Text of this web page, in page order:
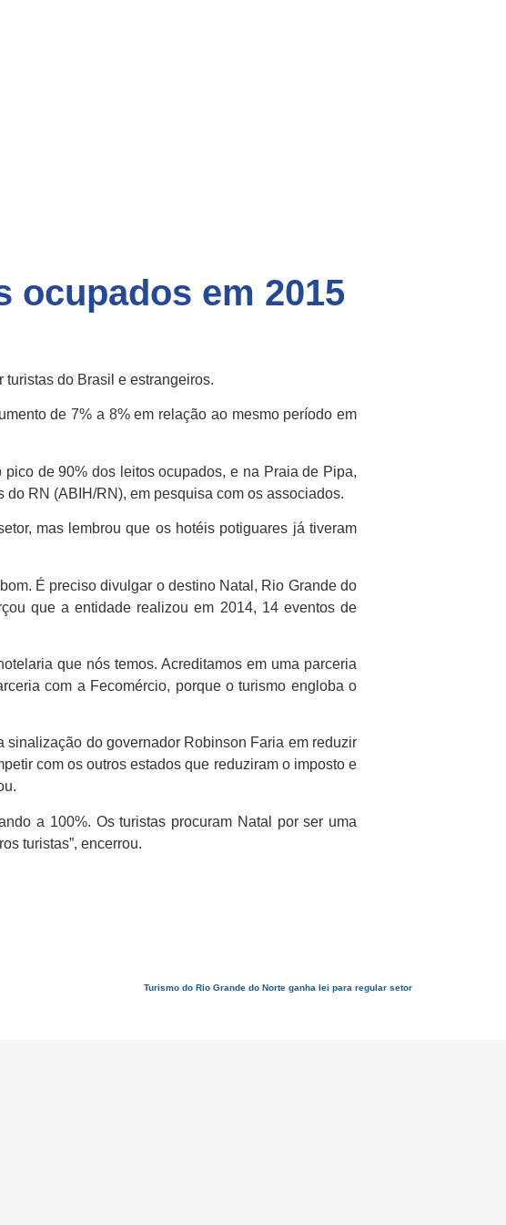
ocupados em 2015
do Brasil e estrangeiros.
de 7% a 8% em relação ao mesmo período em
de 90% dos leitos ocupados, e na Praia de Pipa,
RN (ABIH/RN), em pesquisa com os associados.
mas lembrou que os hotéis potiguares já tiveram
É preciso divulgar o destino Natal, Rio Grande do
que a entidade realizou em 2014, 14 eventos de
que nós temos. Acreditamos em uma parceria
com a Fecomércio, porque o turismo engloba o
sinalização do governador Robinson Faria em reduzir
com os outros estados que reduziram o imposto e
a 100%. Os turistas procuram Natal por ser uma
turistas”, encerrou.
Turismo do Rio Grande do Norte ganha lei para regular setor